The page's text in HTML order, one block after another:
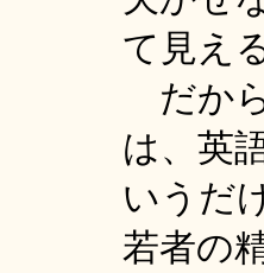
て見え
だか
は、英
いうだ
若者の